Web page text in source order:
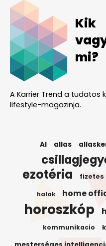
Kik
mi?
A Karrier Trend a tudatos
lifestyle-magazinja.
AI allas
ezotéria fizetes
halak home
horoszkóp
kommunikacio